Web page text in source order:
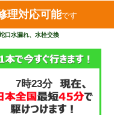
理対応可能です
口水漏れ、水栓交換
7時23分